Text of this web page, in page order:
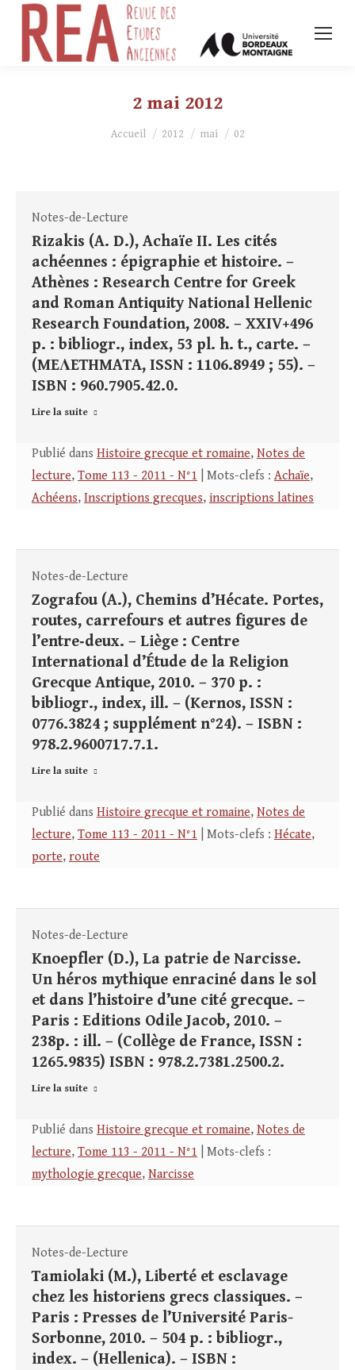
2 mai 2012
Vous êtes ici :
Accueil 2012 mai 02
Notes-de-Lecture
Rizakis (A. D.), Achaïe II. Les cités
achéennes : épigraphie et histoire. –
Athènes : Research Centre for Greek
and Roman Antiquity National Hellenic
Research Foundation, 2008. – XXIV+496
p. : bibliogr., index, 53 pl. h. t., carte. –
(MEΛETHMATA, ISSN : 1106.8949 ; 55). –
ISBN : 960.7905.42.0.
Lire la suite
Publié dans Histoire grecque et romaine, Notes de
lecture, Tome 113 - 2011 - N°1 | Mots-clefs : Achaïe,
Achéens, Inscriptions grecques, inscriptions latines
Notes-de-Lecture
Zografou (A.), Chemins d’Hécate. Portes,
routes, carrefours et autres figures de
l’entre‑deux. – Liège : Centre
International d’Étude de la Religion
Grecque Antique, 2010. – 370 p. :
bibliogr., index, ill. – (Kernos, ISSN :
0776.3824 ; supplément n°24). – ISBN :
978.2.9600717.7.1.
Lire la suite
Publié dans Histoire grecque et romaine, Notes de
lecture, Tome 113 - 2011 - N°1 | Mots-clefs : Hécate,
porte, route
Notes-de-Lecture
Knoepfler (D.), La patrie de Narcisse.
Un héros mythique enraciné dans le sol
et dans l’histoire d’une cité grecque. –
Paris : Editions Odile Jacob, 2010. –
238p. : ill. – (Collège de France, ISSN :
1265.9835) ISBN : 978.2.7381.2500.2.
Lire la suite
Publié dans Histoire grecque et romaine, Notes de
lecture, Tome 113 - 2011 - N°1 | Mots-clefs :
mythologie grecque, Narcisse
Notes-de-Lecture
Tamiolaki (M.), Liberté et esclavage
chez les historiens grecs classiques. –
Paris : Presses de l’Université Paris-
Sorbonne, 2010. – 504 p. : bibliogr.,
index. – (Hellenica). – ISBN :